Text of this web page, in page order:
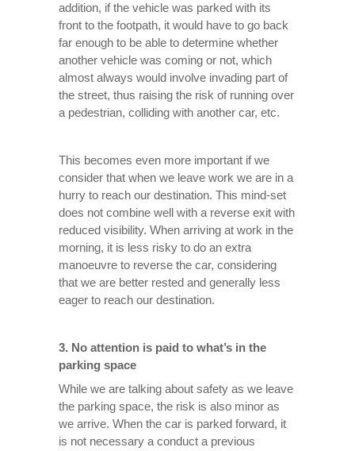
addition, if the vehicle was parked with its
front to the footpath, it would have to go back
far enough to be able to determine whether
another vehicle was coming or not, which
almost always would involve invading part of
the street, thus raising the risk of running over
a pedestrian, colliding with another car, etc.
This becomes even more important if we
consider that when we leave work we are in a
hurry to reach our destination. This mind-set
does not combine well with a reverse exit with
reduced visibility. When arriving at work in the
morning, it is less risky to do an extra
manoeuvre to reverse the car, considering
that we are better rested and generally less
eager to reach our destination.
3. No attention is paid to what’s in the
parking space
While we are talking about safety as we leave
the parking space, the risk is also minor as
we arrive. When the car is parked forward, it
is not necessary a conduct a previous